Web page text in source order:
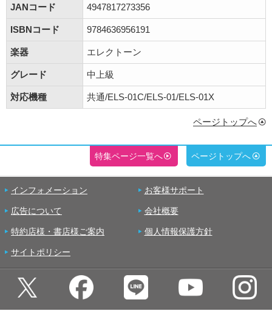
JANコード 4947817273356
ISBNコード 9784636956191
楽器 エレクトーン
グレード 中上級
対応機種 共通/ELS-01C/ELS-01/ELS-01X
ページトップへ
特集ページ一覧へ ページトップへ
インフォメーション お客様サポート
広告について 会社概要
特約店様・書店様ご案内 個人情報保護方針
サイトポリシー